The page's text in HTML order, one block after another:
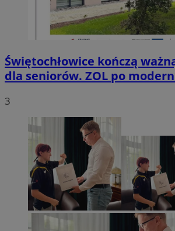
Świętochłowice kończą
dla seniorów. ZOL po
3